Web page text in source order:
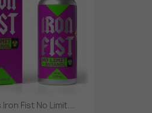
Fist No Limit...